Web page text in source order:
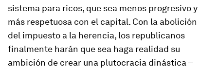
sistema para ricos, que sea menos progresivo y
más respetuosa con el capital. Con la abolición
del impuesto a la herencia, los republicanos
finalmente harán que sea haga realidad su
ambición de crear una plutocracia dinástica –